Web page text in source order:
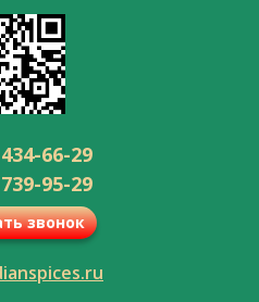
66-29
95-29
звонок